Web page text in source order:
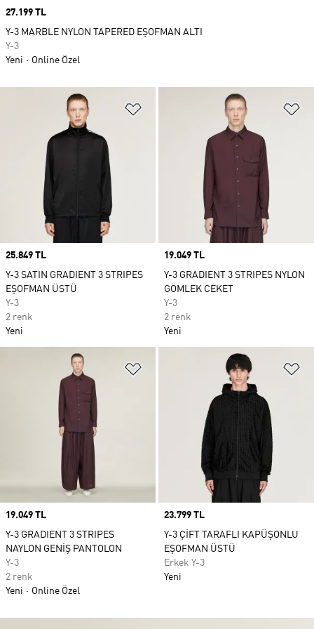
Favori Listesine Ekle
Price
25.849 TL
Y-3 SATIN GRADIENT 3 STRIPES
EŞOFMAN ÜSTÜ
Y-3
2 renk
Yeni
Price
19.049 TL
Y-3 GRADIENT 3 STRIPES NYLON
GÖMLEK CEKET
Y-3
2 renk
Yeni
Favori Listesine Ekle
Price
19.049 TL
Y-3 GRADIENT 3 STRIPES
NAYLON GENİŞ PANTOLON
Y-3
2 renk
Yeni
Online Özel
Price
23.799 TL
Y-3 ÇİFT TARAFLI KAPÜŞONLU
EŞOFMAN ÜSTÜ
Erkek Y-3
Yeni
Price
27.199 TL
Y-3 MARBLE NYLON TAPERED EŞOFMAN ALTI
Y-3
Yeni
Online Özel